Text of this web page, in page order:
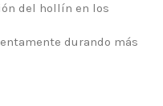
del hollín en los
durando más